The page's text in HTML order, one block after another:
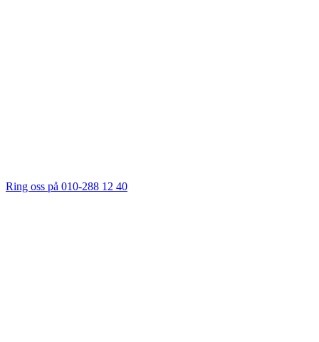
Ring oss på 010-288 12 40